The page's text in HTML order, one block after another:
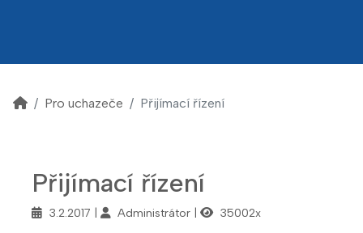
Pro uchazeče Přijímací řízení
Přijímací řízení
3.2.2017 Administrátor 35002x